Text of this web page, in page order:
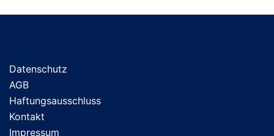
Datenschutz
AGB
Haftungsausschluss
Kontakt
Impressum